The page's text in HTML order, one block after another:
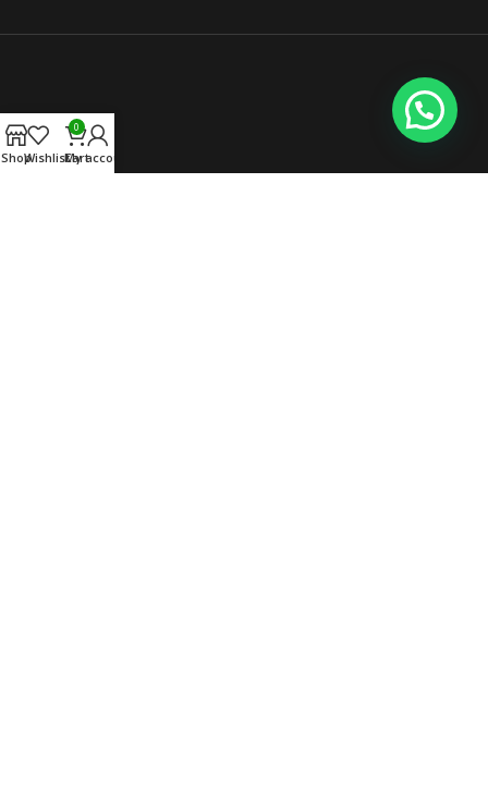
SCRIVICI
ShopWishlist
0
Cart
My account